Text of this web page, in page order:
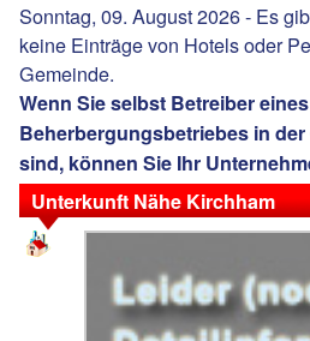
Sonntag, 09. August 2026 - Es
keine Einträge von Hotels oder
Gemeinde.
Wenn Sie selbst Betreiber eines
Beherbergungsbetriebes in
sind, können Sie Ihr
Unterkunft Nähe Kirchham